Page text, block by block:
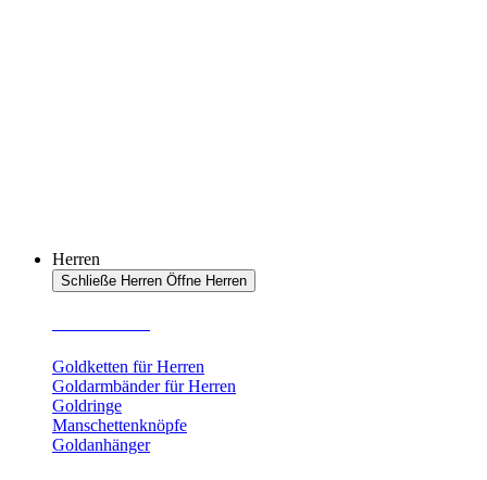
Herren
Schließe Herren Öffne Herren
Goldketten für Herren
Goldarmbänder für Herren
Goldringe
Manschettenknöpfe
Goldanhänger